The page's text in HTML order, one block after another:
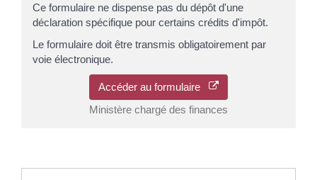
Ce formulaire ne dispense pas du dépôt d'une
déclaration spécifique pour certains crédits d'impôt.
Le formulaire doit être transmis obligatoirement par
voie électronique.
Accéder au formulaire
Ministère chargé des finances